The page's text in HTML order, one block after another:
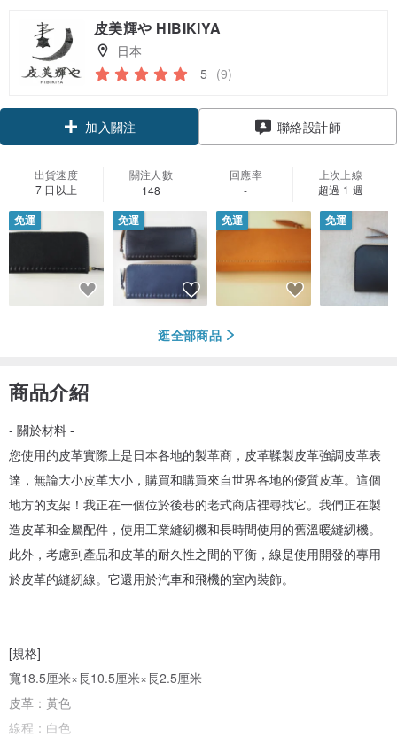
皮美輝や HIBIKIYA
日本
5 (9)
加入關注
聯絡設計師
出貨速度
7 日以上
關注人數
148
回應率
-
上次上線
超過 1 週
免運 免運 免運 免運
逛全部商品
商品介紹
- 關於材料 -
您使用的皮革實際上是日本各地的製革商，皮革鞣製皮革強調皮革表
達，無論大小皮革大小，購買和購買來自世界各地的優質皮革。這個
地方的支架！我正在一個位於後巷的老式商店裡尋找它。我們正在製
造皮革和金屬配件，使用工業縫紉機和長時間使用的舊溫暖縫紉機。
此外，考慮到產品和皮革的耐久性之間的平衡，線是使用開發的專用
於皮革的縫紉線。它還用於汽車和飛機的室內裝飾。
[規格]
寬18.5厘米×長10.5厘米×長2.5厘米
皮革：黃色
線程：白色